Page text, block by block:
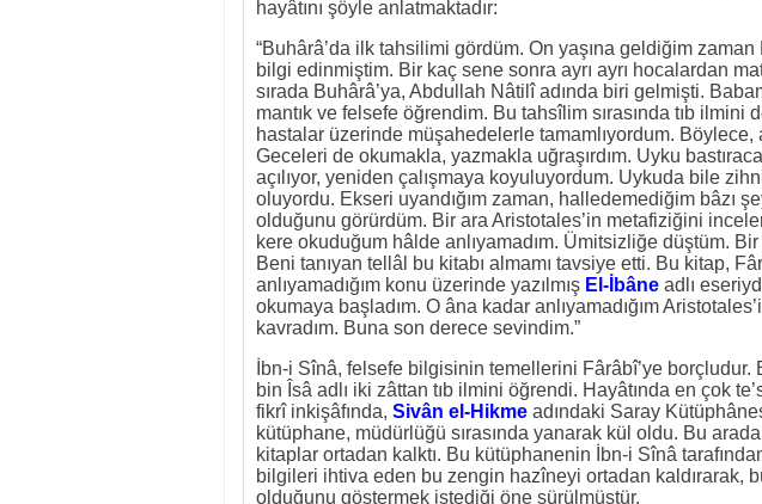
hayâtını şöyle anlatmaktadır:
“Buhârâ’da ilk tahsilimi gördüm. On yaşına geldiğim
bilgi edinmiştim. Bir kaç sene sonra ayrı ayrı hocalardan
sırada Buhârâ’ya, Abdullah Nâtilî adında biri gelmişti.
mantık ve felsefe öğrendim. Bu tahsîlim sırasında tıb
hastalar üzerinde müşahedelerle tamamlıyordum. Böylece,
Geceleri de okumakla, yazmakla uğraşırdım. Uyku
açılıyor, yeniden çalışmaya koyuluyordum. Uykuda bile
oluyordu. Ekseri uyandığım zaman, halledemediğim bâzı
olduğunu görürdüm. Bir ara Aristotales’in metafiziğini
kere okuduğum hâlde anlıyamadım. Ümitsizliğe düştüm. Bir
Beni tanıyan tellâl bu kitabı almamı tavsiye etti. Bu kitap,
anlıyamadığım konu üzerinde yazılmış El-İbâne adlı
okumaya başladım. O âna kadar anlıyamadığım
kavradım. Buna son derece sevindim.”
İbn-i Sînâ, felsefe bilgisinin temellerini Fârâbî’ye
bin Îsâ adlı iki zâttan tıb ilmini öğrendi. Hayâtında en çok
fikrî inkişâfında, Sivân el-Hikme adındaki Saray
kütüphane, müdürlüğü sırasında yanarak kül oldu. Bu
kitaplar ortadan kalktı. Bu kütüphanenin İbn-i Sînâ
bilgileri ihtiva eden bu zengin hazîneyi ortadan kaldırarak,
olduğunu göstermek istediği öne sürülmüştür.